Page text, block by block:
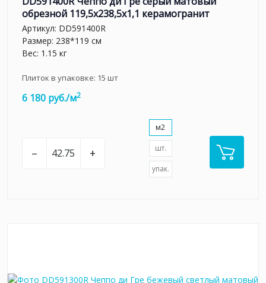
обрезной 119,5x238,5x1,1 керамогранит
Артикул: DD591400R
Размер: 238*119 см
Вес: 1.15 кг
Плиток в упаковке: 15 шт
6 180 руб./м2
– +
м2
шт.
упак.